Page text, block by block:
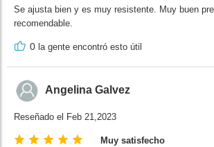
Se ajusta bien y es muy resistente. Muy buen
recomendable.
0 la gente encontró esto útil
Angelina Galvez
Reseñado el Feb 21,2023
Muy satisfecho